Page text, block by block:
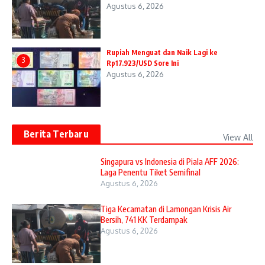
Agustus 6, 2026
3
Rupiah Menguat dan Naik Lagi ke
Rp17.923/USD Sore Ini
Agustus 6, 2026
Berita Terbaru View All
Singapura vs Indonesia di Piala AFF 2026:
Laga Penentu Tiket Semifinal
Agustus 6, 2026
Tiga Kecamatan di Lamongan Krisis Air
Bersih, 741 KK Terdampak
Agustus 6, 2026